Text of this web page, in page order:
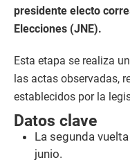
presidente electo
Elecciones (JNE).
Esta etapa se realiza
las actas observadas,
establecidos por la
Datos clave
La segunda
junio.